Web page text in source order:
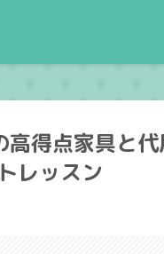
高得点家具と
レッスン